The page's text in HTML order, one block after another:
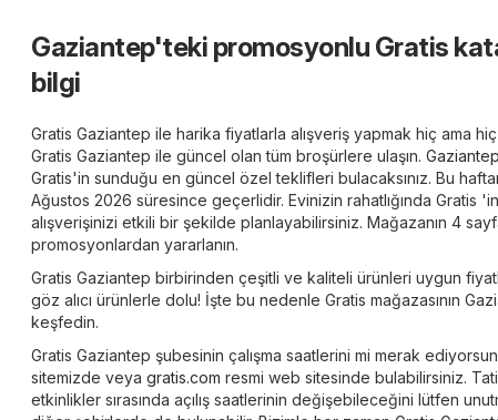
Gaziantep'teki promosyonlu Gratis
bilgi
Gratis Gaziantep ile harika fiyatlarla alışveriş yapmak hiç ama
Gratis Gaziantep ile güncel olan tüm broşürlere ulaşın.
Gratis'in sunduğu en güncel özel teklifleri bulacaksınız. Bu
Ağustos 2026 süresince geçerlidir. Evinizin rahatlığında Gratis
alışverişinizi etkili bir şekilde planlayabilirsiniz. Mağazanın 4
promosyonlardan yararlanın.
Gratis Gaziantep birbirinden çeşitli ve kaliteli ürünleri uygun
göz alıcı ürünlerle dolu! İşte bu nedenle Gratis mağazasının
keşfedin.
Gratis Gaziantep şubesinin çalışma saatlerini mi merak
sitemizde veya gratis.com resmi web sitesinde bulabilirsiniz.
etkinlikler sırasında açılış saatlerinin değişebileceğini lütfen